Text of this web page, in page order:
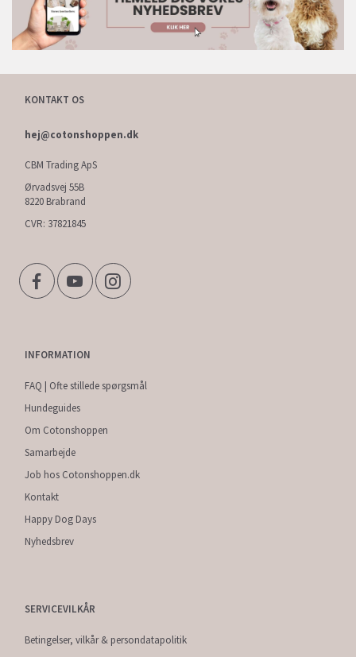
KONTAKT OS
hej@cotonshoppen.dk
CBM Trading ApS
Ørvadsvej 55B
8220 Brabrand
CVR: 37821845
INFORMATION
FAQ | Ofte stillede spørgsmål
Hundeguides
Om Cotonshoppen
Samarbejde
Job hos Cotonshoppen.dk
Kontakt
Happy Dog Days
Nyhedsbrev
SERVICEVILKÅR
Betingelser, vilkår & persondatapolitik